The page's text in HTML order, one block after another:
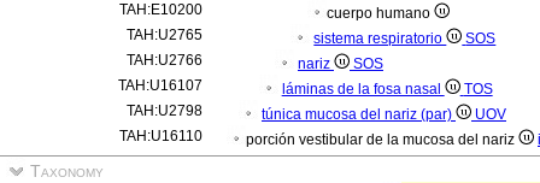
TAH:E10200
cuerpo humano
TAH:U2765
sistema respiratorio
SOS
TAH:U2766
nariz
SOS
TAH:U16107
láminas de la fosa nasal
TOS
TAH:U2798
túnica mucosa del nariz (par)
UOV
TAH:U16110
porción vestibular de la mucosa del nariz
Taxonomy